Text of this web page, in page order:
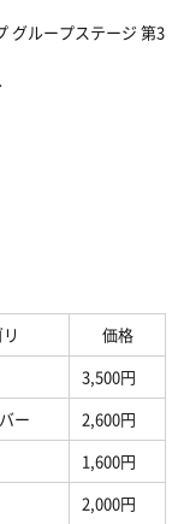
グループステージ 第3
価格
3,500円
ー
2,600円
1,600円
2,000円